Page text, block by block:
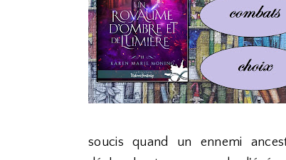
soucis quand un ennemi